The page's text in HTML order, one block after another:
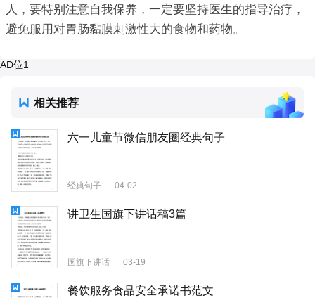
人，要特别注意自我保养，一定要坚持医生的指导治疗，
避免服用对胃肠黏膜刺激性大的食物和药物。
AD位1
相关推荐
六一儿童节微信朋友圈经典句子
经典句子 04-02
讲卫生国旗下讲话稿3篇
国旗下讲话 03-19
餐饮服务食品安全承诺书范文